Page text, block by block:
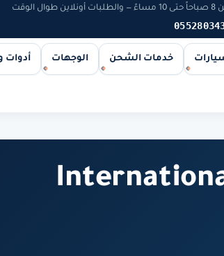
خدمات الشحن الوجهات أدوات